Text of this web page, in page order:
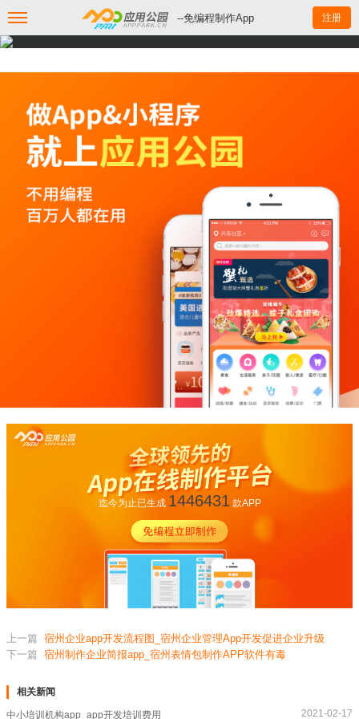
--免编程制作App 注册
迄今为止已生成 1446431款APP
上一篇 宿州企业app开发流程图_宿州企业管理App开发促进企业升级
下一篇 宿州制作企业简报app_宿州表情包制作APP软件有毒
相关新闻
中小培训机构app_app开发培训费用 2021-02-17